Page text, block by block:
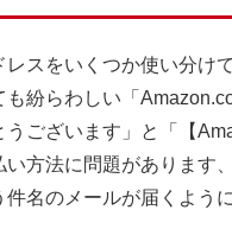
レスをいくつか使い分け
も紛らわしい「
うございます」と「【
い方法に問題があります
件名のメールが届くよう